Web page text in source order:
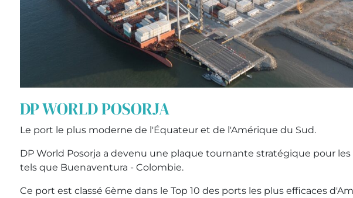
DP WORLD POSORJA
Le port le plus moderne de l'Équateur et de l'Amérique du Sud.
DP World Posorja a devenu une plaque tournante stratégique pour
tels que Buenaventura - Colombie.
Ce port est classé 6ème dans le Top 10 des ports les plus efficaces